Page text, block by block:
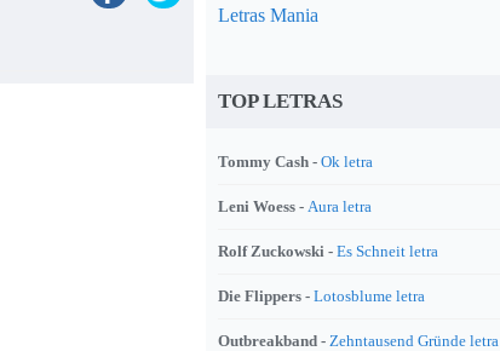
Letras Mania
TOP LETRAS
Tommy Cash - Ok letra
Leni Woess - Aura letra
Rolf Zuckowski - Es Schneit letra
Die Flippers - Lotosblume letra
Outbreakband - Zehntausend Gründe letra